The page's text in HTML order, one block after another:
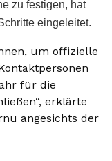
zu festigen, hat
eingeleitet.
um offizielle
für die
erklärte
angesichts der